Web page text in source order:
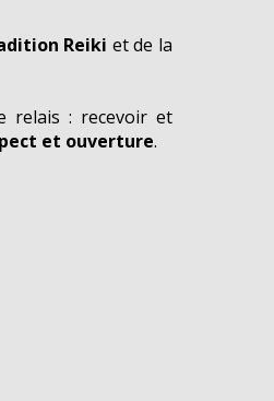
Reiki et de la
relais : recevoir et
et ouverture.